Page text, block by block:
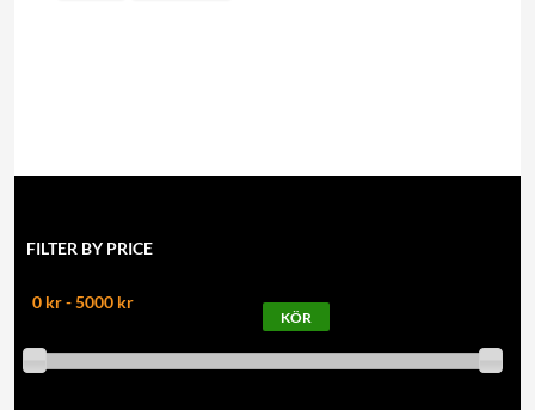
FILTER BY PRICE
0 kr - 5000 kr